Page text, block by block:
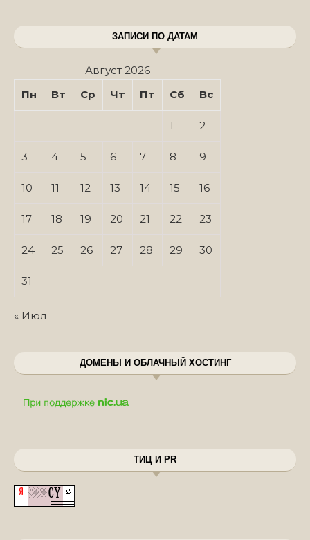
ЗАПИСИ ПО ДАТАМ
Август 2026
Пн
Вт Ср Чт Пт Сб Вс
1 2
3 4 5 6 7 8 9
10 11 12 13 14 15 16
17 18 19 20 21 22 23
24 25 26 27 28 29 30
31
« Июл
ДОМЕНЫ И ОБЛАЧНЫЙ ХОСТИНГ
ТИЦ И PR